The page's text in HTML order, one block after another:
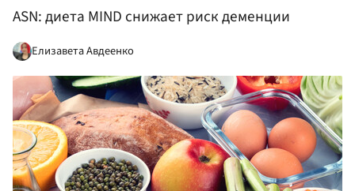
ASN: диета MIND снижает риск деменции
Елизавета Авдеенко